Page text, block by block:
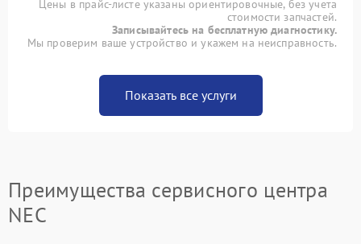
Цены в прайс-листе указаны ориентировочные, без учета
стоимости запчастей.
Записывайтесь на бесплатную диагностику.
Мы проверим ваше устройство и укажем на неисправность.
Показать все услуги
Преимущества сервисного центра
NEC